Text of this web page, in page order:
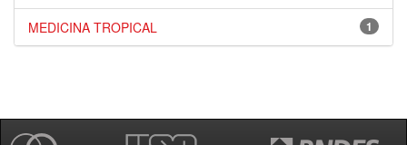
1
MEDICINA TROPICAL